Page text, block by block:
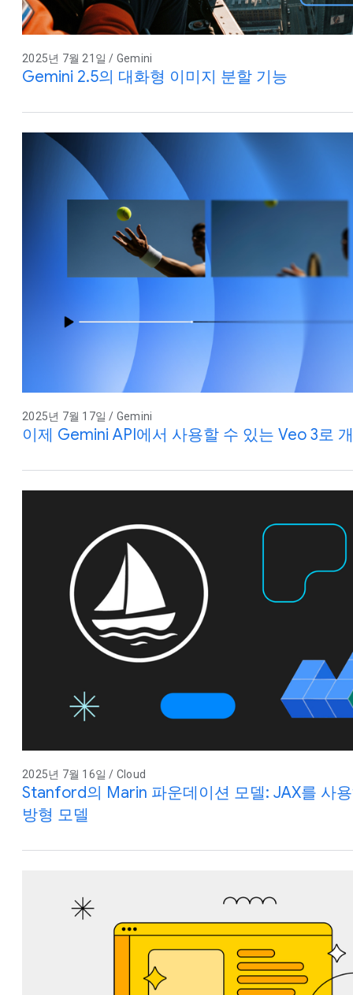
2025년 7월 21일 / Gemini
Gemini 2.5의 대화형 이미지 분할 기능
2025년 7월 17일 / Gemini
이제 Gemini API에서 사용할 수 있는 Veo 3로
2025년 7월 16일 / Cloud
Stanford의 Marin 파운데이션 모델: JAX를 사
방형 모델